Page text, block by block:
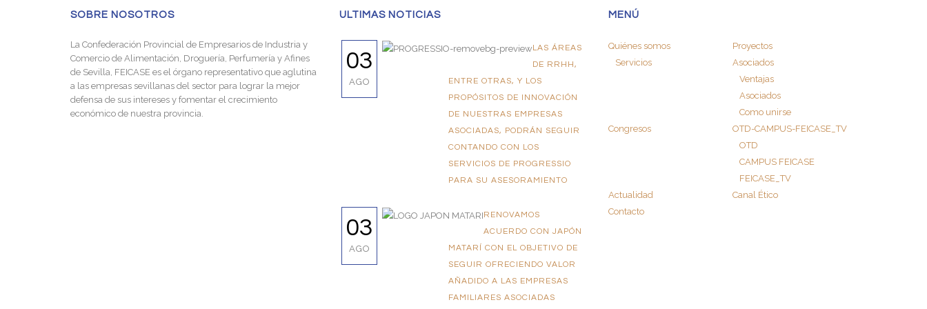
SOBRE NOSOTROS
La Confederación Provincial de Empresarios de Industria y
Comercio de Alimentación, Droguería, Perfumería y Afines
de Sevilla, FEICASE es el órgano representativo que aglutina
a las empresas sevillanas del sector para lograr la mejor
defensa de sus intereses y fomentar el crecimiento
económico de nuestra provincia.
ULTIMAS NOTICIAS
03
AGO
LAS ÁREAS
DE RRHH,
ENTRE OTRAS, Y LOS
PROPÓSITOS DE INNOVACIÓN
DE NUESTRAS EMPRESAS
ASOCIADAS, PODRÁN SEGUIR
CONTANDO CON LOS
SERVICIOS DE PROGRESSIO
PARA SU ASESORAMIENTO
03
AGO
RENOVAMOS
ACUERDO CON JAPÓN
MATARÍ CON EL OBJETIVO DE
SEGUIR OFRECIENDO VALOR
AÑADIDO A LAS EMPRESAS
FAMILIARES ASOCIADAS
MENÚ
Quiénes somos
Servicios
Proyectos
Asociados
Ventajas
Asociados
Como unirse
Congresos
OTD-CAMPUS-FEICASE_TV
OTD
CAMPUS FEICASE
FEICASE_TV
Actualidad
Canal Ético
Contacto